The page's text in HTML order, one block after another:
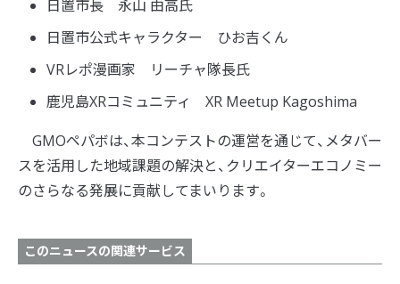
日置市長 永山 由高氏
日置市公式キャラクター ひお吉くん
VRレポ漫画家 リーチャ隊長氏
鹿児島XRコミュニティ XR Meetup Kagoshima
GMOペパボは、本コンテストの運営を通じて、メタバー
スを活用した地域課題の解決と、クリエイターエコノミー
のさらなる発展に貢献してまいります。
このニュースの関連サービス